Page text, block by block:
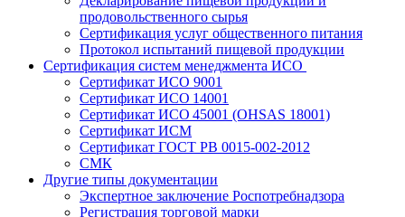
продовольственного сырья
Сертификация услуг общественного питания
Протокол испытаний пищевой продукции
Сертификация систем менеджмента ИСО
Сертификат ИСО 9001
Сертификат ИСО 14001
Сертификат ИСО 45001 (OHSAS 18001)
Сертификат ИСМ
Сертификат ГОСТ РВ 0015-002-2012
СМК
Другие типы документации
Экспертное заключение Роспотребнадзора
Регистрация торговой марки